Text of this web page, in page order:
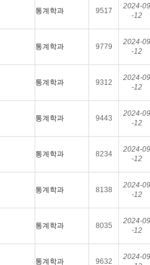
통계학과 9517
2024-09
-12
통계학과 9779
2024-09
-12
통계학과 9312
2024-09
-12
통계학과 9443
2024-09
-12
통계학과 8234
2024-09
-12
통계학과 8138
2024-09
-12
통계학과 8035
2024-09
-12
통계학과 9632
2024-09